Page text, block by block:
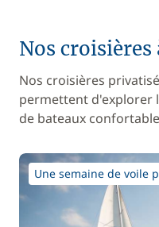
Nos croisières
Nos croisières
permettent d'explorer
de bateaux
Une semaine de voile